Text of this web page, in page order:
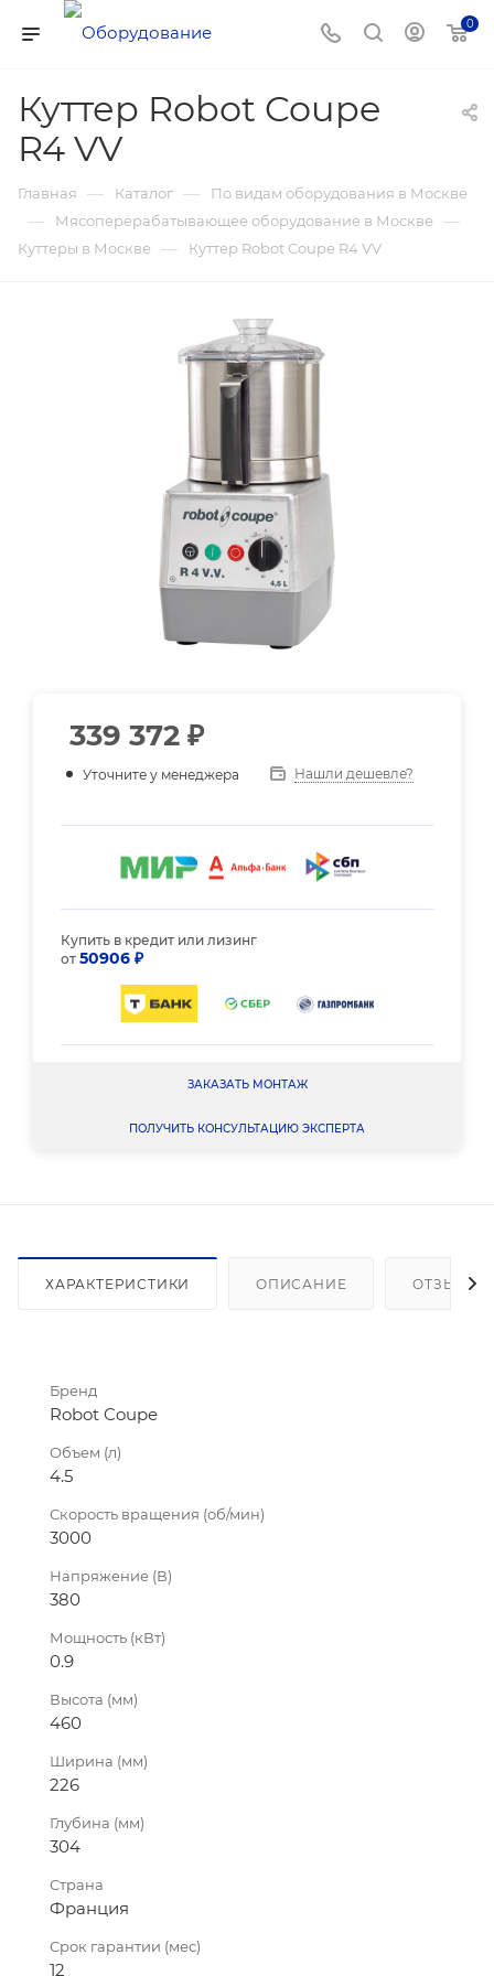
0
Куттер Robot Coupe
R4 VV
Главная — Каталог — По видам оборудования в Москве
— Мясоперерабатывающее оборудование в Москве —
Куттеры в Москве — Куттер Robot Coupe R4 VV
339 372 ₽
Уточните у менеджера Нашли дешевле?
Купить в кредит или лизинг
от 50906 ₽
ЗАКАЗАТЬ МОНТАЖ
ПОЛУЧИТЬ КОНСУЛЬТАЦИЮ ЭКСПЕРТА
ХАРАКТЕРИСТИКИ ОПИСАНИЕ ОТЗЫВЫ
Бренд
Robot Coupe
Объем (л)
4.5
Скорость вращения (об/мин)
3000
Напряжение (В)
380
Мощность (кВт)
0.9
Высота (мм)
460
Ширина (мм)
226
Глубина (мм)
304
Страна
Франция
Срок гарантии (мес)
12